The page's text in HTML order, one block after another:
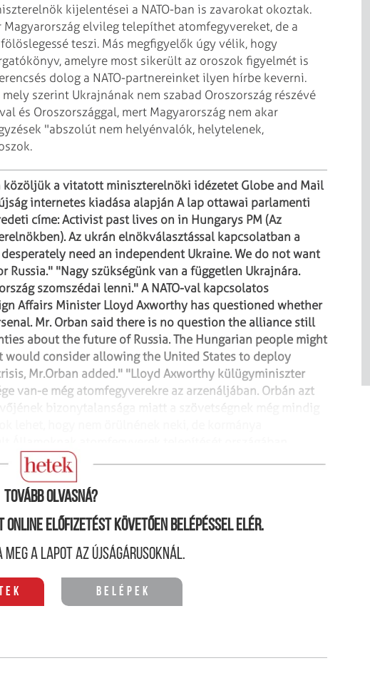
kijelentései a NATO-ban is zavarokat okoztak.
Magyarország elvileg telepíthet atomfegyvereket, de a
teszi. Más megfigyelők úgy vélik, hogy
amelyre most sikerült az oroszok figyelmét is
dolog a NATO-partnereinket ilyen hírbe keverni.
szerint Ukrajnának nem szabad Oroszország részévé
és Oroszországgal, mert Magyarország nem akar
"abszolút nem helyénvalók, helytelenek,
közöljük a vitatott miniszterelnöki idézetet Globe and Mail
internetes kiadása alapján A lap ottawai parlamenti
címe:Activist past lives on in Hungarys PM (Az
Az ukrán elnökválasztással kapcsolatban a
need an independent Ukraine. We do not want
Russia." "Nagy szükségünk van a független Ukrajnára.
szomszédai lenni."A NATO-val kapcsolatos
Affairs Minister Lloyd Axworthy has questioned whether
Mr. Orban said there is no question the alliance still
about the future of Russia. The Hungarian people might
consider allowing the United States to deploy
Mr.Orban added." "Lloyd Axworthy külügyminiszter
van-e mégatomfegyverekre az arzenáljában. Orbán azt
bizonytalansága miatt a szövetségnek még mindig
www.globeandmail.com
Tovább olvasná?
online előfizetést követően belépéssel elér.
meg a lapot az újságárusoknál.
Belépek